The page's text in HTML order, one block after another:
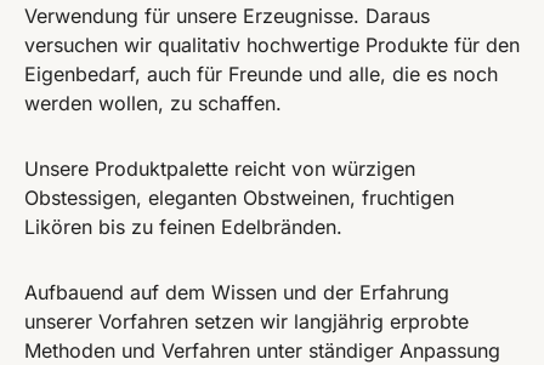
Verwendung für unsere Erzeugnisse. Daraus
versuchen wir qualitativ hochwertige Produkte für den
Eigenbedarf, auch für Freunde und alle, die es noch
werden wollen, zu schaffen.
Unsere Produktpalette reicht von würzigen
Obstessigen, eleganten Obstweinen, fruchtigen
Likören bis zu feinen Edelbränden.
Aufbauend auf dem Wissen und der Erfahrung
unserer Vorfahren setzen wir langjährig erprobte
Methoden und Verfahren unter ständiger Anpassung